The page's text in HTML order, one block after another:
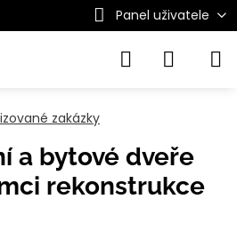
Panel uživatele
zakázky
a bytové dveře
rekonstrukce